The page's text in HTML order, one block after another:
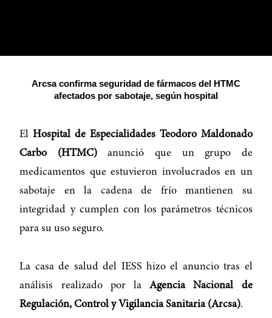
Arcsa confirma seguridad de fármacos del HTMC
afectados por sabotaje, según hospital
ElHospital de Especialidades Teodoro Maldonado
Carbo (HTMC)anunció que un grupo de
medicamentos que estuvieron involucrados en un
sabotaje en la cadena de frío mantienen su
integridad y cumplen con los parámetros técnicos
para su uso seguro.
La casa de salud del IESS hizo el anuncio tras el
análisis realizado por laAgencia Nacional de
Regulación, Control y Vigilancia Sanitaria (Arcsa).